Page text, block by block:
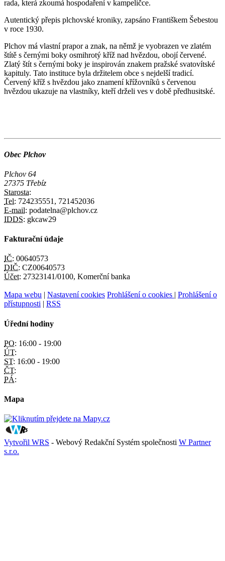
rada, která zkoumá hospodaření v kampeličce.
Autentický přepis plchovské kroniky, zapsáno Františkem Šebestou
v roce 1930.
Plchov má vlastní prapor a znak, na němž je vyobrazen ve zlatém
štítě s černými boky osmihrotý kříž nad hvězdou, obojí červené.
Zlatý štít s černými boky je inspirován znakem pražské svatovítské
kapituly. Tato instituce byla držitelem obce s nejdelší tradicí.
Červený kříž s hvězdou jako znamení křížovníků s červenou
hvězdou ukazuje na vlastníky, kteří drželi ves v době předhusitské.
Obec Plchov
Plchov 64
27375 Třebíz
Starosta:
Tel: 724235551, 721452036
E-mail: podatelna@plchov.cz
IDDS: gkcaw29
Fakturační údaje
IČ: 00640573
DIČ: CZ00640573
Účet: 27323141/0100, Komerční banka
Mapa webu | Nastavení cookies Prohlášení o cookies | Prohlášení o
přístupnosti | RSS
Úřední hodiny
PO: 16:00 - 19:00
ÚT:
ST: 16:00 - 19:00
ČT:
PÁ:
Mapa
Vytvořil WRS - Webový Redakční Systém společnosti W Partner
s.r.o.